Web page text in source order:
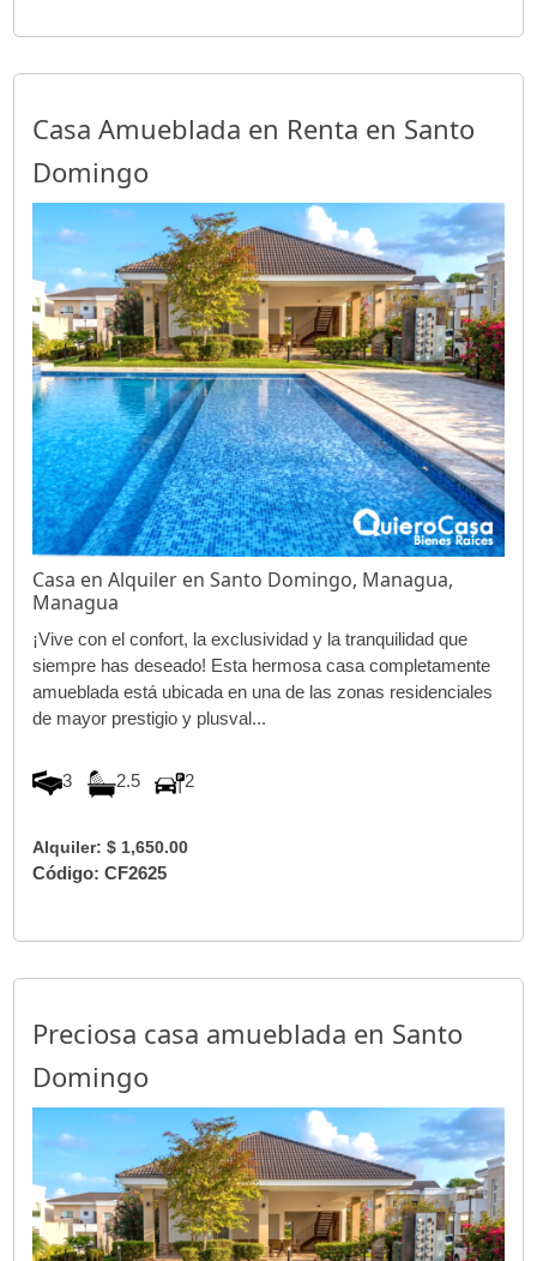
Casa Amueblada en Renta en Santo
Domingo
Casa en Alquiler en Santo Domingo, Managua,
Managua
¡Vive con el confort, la exclusividad y la tranquilidad que
siempre has deseado! Esta hermosa casa completamente
amueblada está ubicada en una de las zonas residenciales
de mayor prestigio y plusval...
3 2.5 2
Alquiler: $ 1,650.00
Código: CF2625
Preciosa casa amueblada en Santo
Domingo